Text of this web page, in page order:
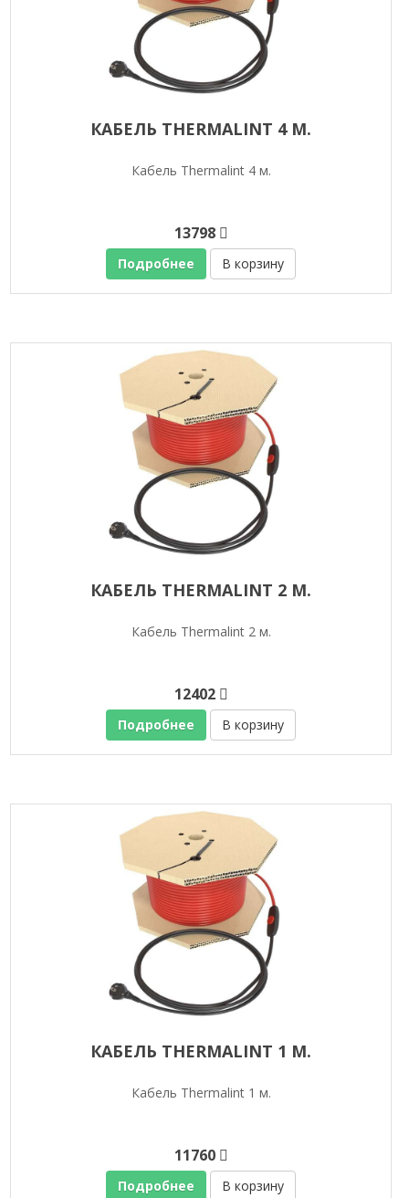
КАБЕЛЬ THERMALINT 4 М.
Кабель Thermalint 4 м.
13798
Подробнее В корзину
КАБЕЛЬ THERMALINT 2 М.
Кабель Thermalint 2 м.
12402
Подробнее В корзину
КАБЕЛЬ THERMALINT 1 М.
Кабель Thermalint 1 м.
11760
Подробнее В корзину